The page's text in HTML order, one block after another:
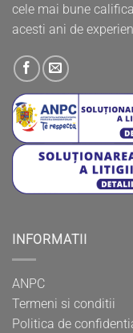
cele mai bune
acesti ani de
INFORMATII
ANPC
Termeni si conditii
Politica de